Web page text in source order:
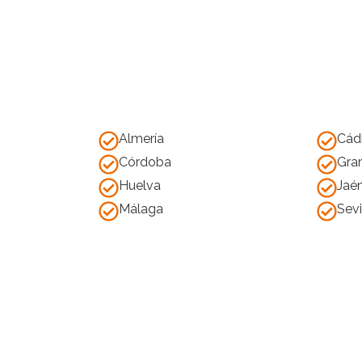
Almería
Córdoba
Huelva
Málaga